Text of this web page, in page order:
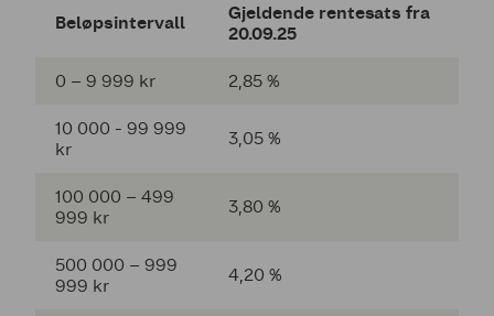
Beløpsintervall
Gjeldende rentesats fra
20.09.25
0 – 9 999 kr 2,85 %
10 000 - 99 999
kr
3,05 %
100 000 – 499
999 kr
3,80 %
500 000 – 999
999 kr
4,20 %